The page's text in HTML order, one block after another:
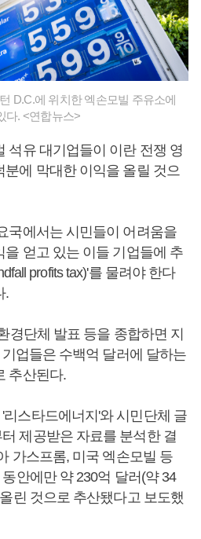
D.C.에 위치한 엑손모빌 주유소에
다. <연합뉴스>
석유 대기업들이 이란 전쟁 영
분에 막대한 이익을 올릴 것으
국에서는 시민들이 어려움을
얻고 있는 이들 기업들에 추
profits tax)'를 물려야 한다
.
경단체 발표 등을 종합하면 지
업들은 수백억 달러에 달하는
추산된다.
스타드에너지'와 시민단체 글
제공받은 자료를 분석한 결
가스프롬, 미국 엑손모빌 등
안에만 약 230억 달러(약 34
린 것으로 추산됐다고 보도했